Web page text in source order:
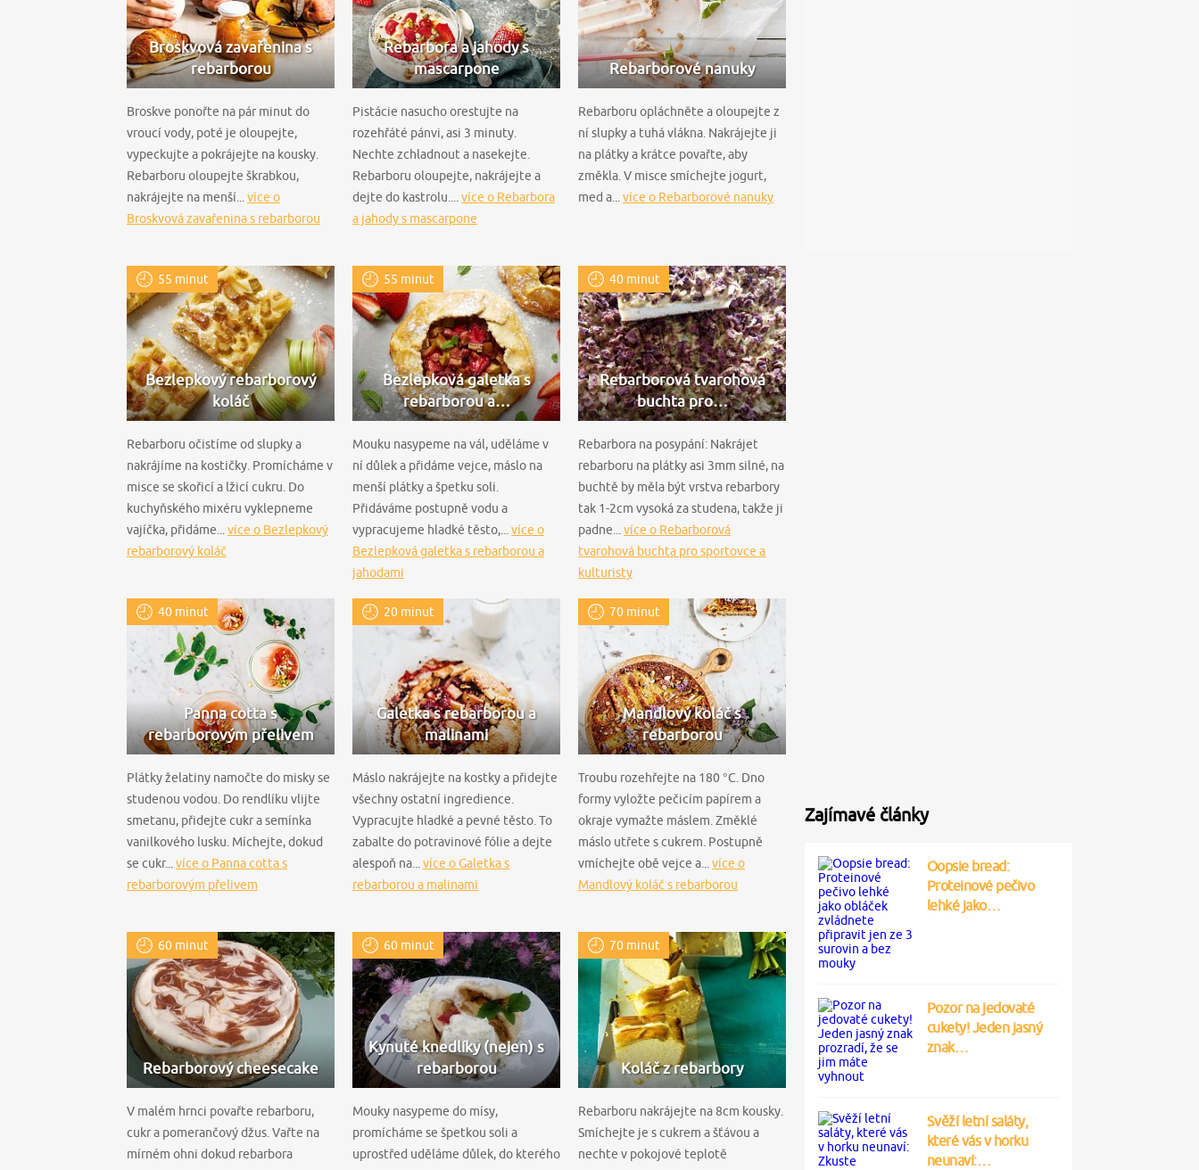
Broskvová zavařenina s
rebarborou
Broskve ponořte na pár minut do
vroucí vody, poté je oloupejte,
vypeckujte a pokrájejte na kousky.
Rebarboru oloupejte škrabkou,
nakrájejte na menší... více o
Broskvová zavařenina s rebarborou
Rebarbora a jahody s
mascarpone
Pistácie nasucho orestujte na
rozehřáté pánvi, asi 3 minuty.
Nechte zchladnout a nasekejte.
Rebarboru oloupejte, nakrájejte a
dejte do kastrolu....více o Rebarbora
a jahody s mascarpone
Rebarborové nanuky
Rebarboru opláchněte a oloupejte z
ní slupky a tuhá vlákna. Nakrájejte ji
na plátky a krátce povařte, aby
změkla. V misce smíchejte jogurt,
med a...více o Rebarborové nanuky
55 minut
Bezlepkový rebarborový
koláč
Rebarboru očistíme od slupky a
nakrájíme na kostičky. Promícháme v
misce se skořicí a lžicí cukru. Do
kuchyňského mixéru vyklepneme
vajíčka, přidáme...více o Bezlepkový
rebarborový koláč
55 minut
Bezlepková galetka s
rebarborou a…
Mouku nasypeme na vál, uděláme v
ní důlek a přidáme vejce, máslo na
menší plátky a špetku soli.
Přidáváme postupně vodu a
vypracujeme hladké těsto,...více o
Bezlepková galetka s rebarborou a
jahodami
40 minut
Rebarborová tvarohová
buchta pro…
Rebarbora na posypání: Nakrájet
rebarboru na plátky asi 3mm silné, na
buchtě by měla být vrstva rebarbory
tak 1-2cm vysoká za studena, takže ji
padne...více o Rebarborová
tvarohová buchta pro sportovce a
kulturisty
40 minut
Panna cotta s
rebarborovým přelivem
Plátky želatiny namočte do misky se
studenou vodou. Do rendlíku vlijte
smetanu, přidejte cukr a semínka
vanilkového lusku. Míchejte, dokud
se cukr... více o Panna cotta s
rebarborovým přelivem
20 minut
Galetka s rebarborou a
malinami
Máslo nakrájejte na kostky a přidejte
všechny ostatní ingredience.
Vypracujte hladké a pevné těsto. To
zabalte do potravinové fólie a dejte
alespoň na...více o Galetka s
rebarborou a malinami
70 minut
Mandlový koláč s
rebarborou
Troubu rozehřejte na 180 °C. Dno
formy vyložte pečicím papírem a
okraje vymažte máslem. Změklé
máslo utřete s cukrem. Postupně
vmíchejte obě vejce a...více o
Mandlový koláč s rebarborou
60 minut
Rebarborový cheesecake
V malém hrnci povařte rebarboru,
cukr a pomerančový džus. Vařte na
mírném ohni dokud rebarbora
60 minut
Kynuté knedlíky (nejen) s
rebarborou
Mouky nasypeme do mísy,
promícháme se špetkou soli a
uprostřed uděláme důlek, do kterého
70 minut
Koláč z rebarbory
Rebarboru nakrájejte na 8cm kousky.
Smíchejte je s cukrem a šťávou a
nechte v pokojové teplotě
Zajímavé články
Oopsie bread:
Proteinové pečivo
lehké jako…
Pozor na jedovaté
cukety! Jeden jasný
znak…
Svěží letní saláty,
které vás v horku
neunaví:…